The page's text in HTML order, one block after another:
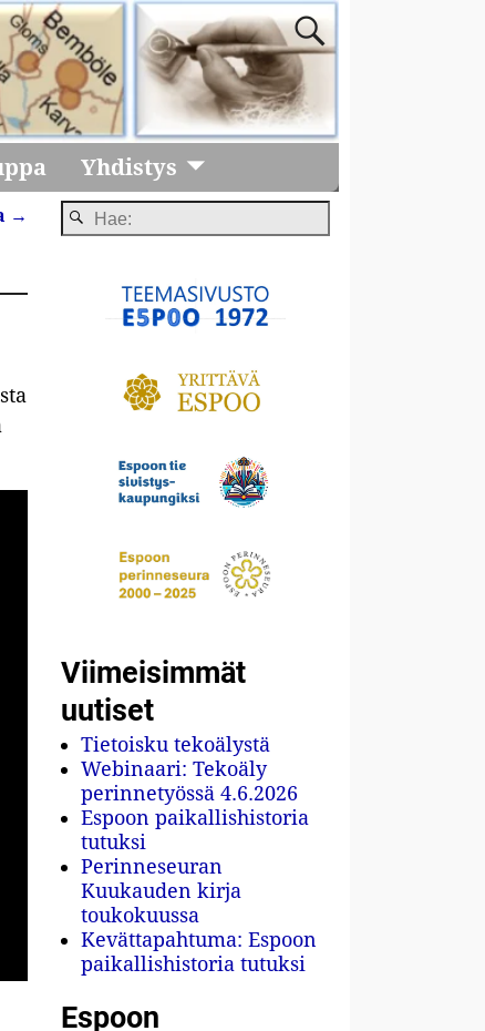
Yhdistys
→
Viimeisimmät
uutiset
Tietoisku tekoälystä
Webinaari: Tekoäly
perinnetyössä 4.6.2026
Espoon paikallishistoria
tutuksi
Perinneseuran
Kuukauden kirja
toukokuussa
Kevättapahtuma: Espoon
paikallishistoria tutuksi
Espoon